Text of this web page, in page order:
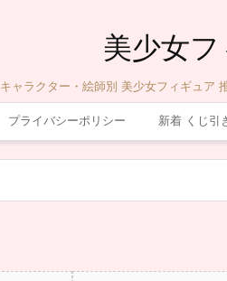
美少女
キャラクター・絵師別 美少女フィギュア
プライバシーポリシー 新着 くじ引